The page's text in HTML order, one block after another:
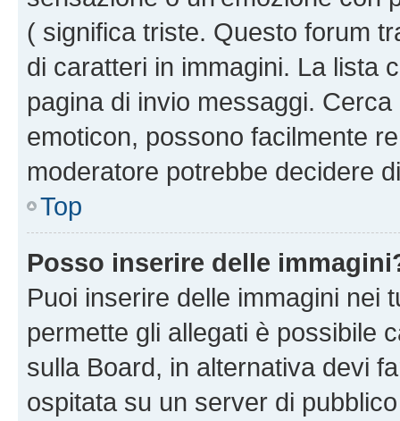
( significa triste. Questo forum
di caratteri in immagini. La lista
pagina di invio messaggi.
emoticon, possono facilmente
moderatore potrebbe decidere
Top
Posso inserire delle
Puoi inserire delle immagini nei
permette gli allegati è possibile
sulla Board, in alternativa devi
ospitata su un server di